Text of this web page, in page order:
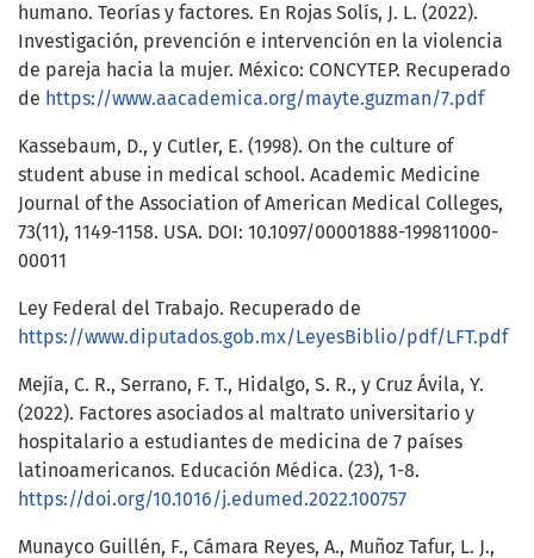
humano. Teorías y factores. En Rojas Solís, J. L. (2022).
Investigación, prevención e intervención en la violencia
de pareja hacia la mujer. México: CONCYTEP. Recuperado
de https://www.aacademica.org/mayte.guzman/7.pdf
Kassebaum, D., y Cutler, E. (1998). On the culture of
student abuse in medical school. Academic Medicine
Journal of the Association of American Medical Colleges,
73(11), 1149-1158. USA. DOI: 10.1097/00001888-199811000-
00011
Ley Federal del Trabajo. Recuperado de
https://www.diputados.gob.mx/LeyesBiblio/pdf/LFT.pdf
Mejía, C. R., Serrano, F. T., Hidalgo, S. R., y Cruz Ávila, Y.
(2022). Factores asociados al maltrato universitario y
hospitalario a estudiantes de medicina de 7 países
latinoamericanos. Educación Médica. (23), 1-8.
https://doi.org/10.1016/j.edumed.2022.100757
Munayco Guillén, F., Cámara Reyes, A., Muñoz Tafur, L. J.,